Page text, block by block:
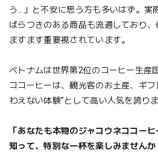
う…」と不安に思う方も多いはず。実
ばらつきのある商品も流通しており
ますます重要視されています。
ベトナムは世界第2位のコーヒー生産
ココーヒーは、観光客のお土産、ギ
わえない体験”として高い人気を誇りま
「あなたも本物のジャコウネココー
知って、特別な一杯を楽しみませんか